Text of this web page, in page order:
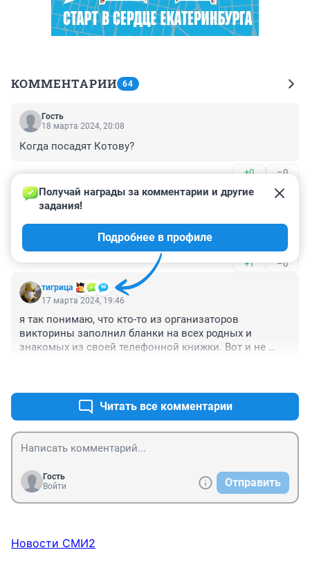
КОММЕНТАРИИ 64
Гость
18 марта 2024, 20:08
Когда посадят Котову?
+0 –0
Гость
17 марта 2024, 21:05
Каждый народ достоин своей власти... и своих
+1 –0
тигрица
Получай награды за комментарии и другие
задания!
Подробнее в профиле
17 марта 2024, 19:46
я так понимаю, что кто-то из организаторов
викторины заполнил бланки на всех родных и
знакомых из своей телефонной книжки. Вот и не
Читать все комментарии
Гость
Войти
Отправить
Новости СМИ2